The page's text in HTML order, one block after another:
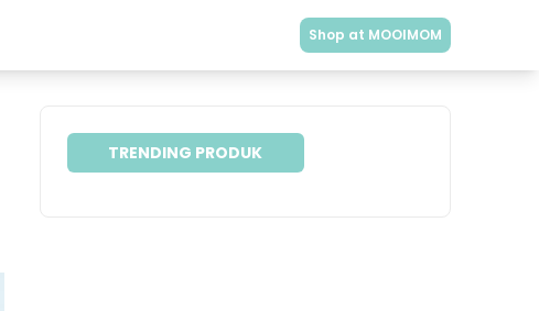
Shop at MOOIMOM
TRENDING PRODUK